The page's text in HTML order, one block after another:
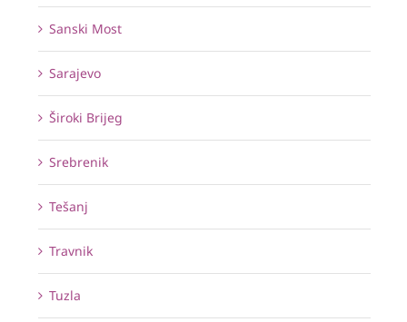
Sanski Most
Sarajevo
Široki Brijeg
Srebrenik
Tešanj
Travnik
Tuzla